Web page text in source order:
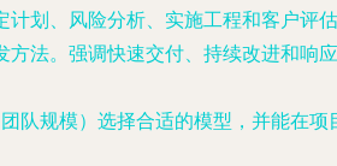
划、风险分析、实施工程和客户评
方法。强调快速交付、持续改进和
规模）选择合适的模型，并能在项